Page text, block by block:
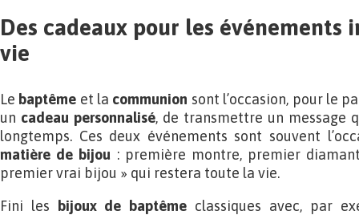
Des cadeaux pour les événements
vie
Le baptême et la communion sont l’occasion, pour le
un cadeau personnalisé, de transmettre un message
longtemps. Ces deux événements sont souvent
matière de bijou : première montre, premier
premier vrai bijou » qui restera toute la vie.
Fini les bijoux de baptême classiques avec, par